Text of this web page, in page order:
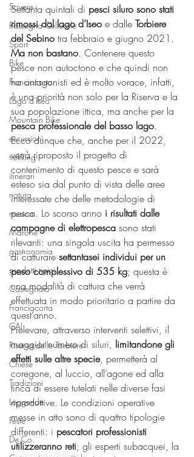
Sovere
Rassegna Culturale
Sport
Bike
Franciacorta
Lago d'Iseo
Mountain Bike
escursioni
trekking
itinerari
natura
musica
Marone
gastronomia
prodotti tipici
Castegnato
Franciacorta
CAI
Riserva delle Torbiere
Chiese
Tradizioni
Leggende
Feste
De.Co.
Settanta quintali di pesci siluro sono stati
rimossi dal lago d’Iseo e dalle Torbiere
del Sebino tra febbraio e giugno 2021.
Ma non bastano. Contenere questo
pesce non autoctono e che quindi non
ha antagonisti ed è molto vorace, infatti,
è una priorità non solo per la Riserva e la
sua popolazione ittica, ma anche per la
pesca professionale del basso lago.
Ecco dunque che, anche per il 2022,
verrà riproposto il progetto di
contenimento di questo pesce e sarà
esteso sia dal punto di vista delle aree
interessate che delle metodologie di
pesca. Lo scorso anno i risultati dalle
campagne di elettropesca sono stati
rilevanti: una singola uscita ha permesso
di catturare settantasei individui per un
peso complessivo di 535 kg; questa è
una modalità di cattura che verrà
effettuata in modo prioritario a partire da
quest’anno.
Prelevare, attraverso interventi selettivi, il
maggior numero di siluri, limitandone gli
effetti sulle altre specie, permetterà al
coregone, al luccio, all’agone ed alla
tinca di essere tutelati nelle diverse fasi
riproduttive. Le condizioni operative
messe in atto sono di quattro tipologie
differenti: i pescatori professionisti
utilizzeranno reti; gli esperti subacquei, la